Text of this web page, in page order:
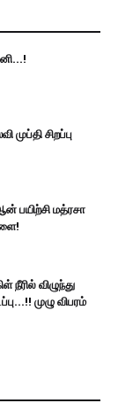
சிறப்பு
பயிற்சி மத்ரசா
விழுந்து
முழு விபரம்